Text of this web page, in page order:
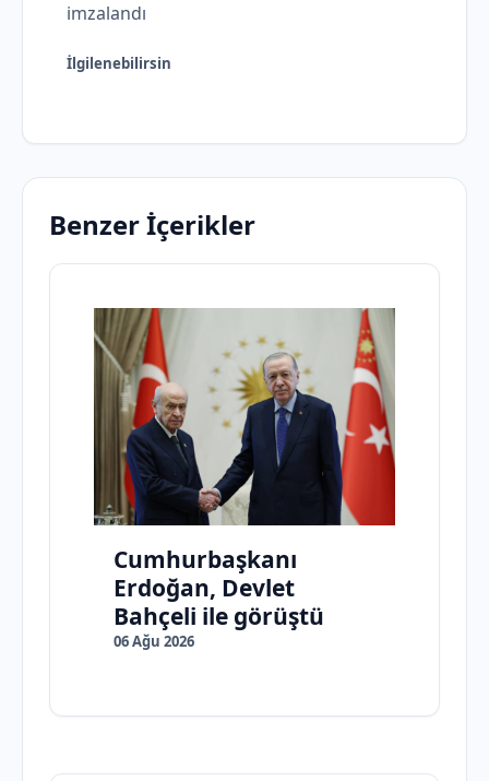
imzalandı
İlgilenebilirsin
Benzer İçerikler
Cumhurbaşkanı
Erdoğan, Devlet
Bahçeli ile görüştü
06 Ağu 2026